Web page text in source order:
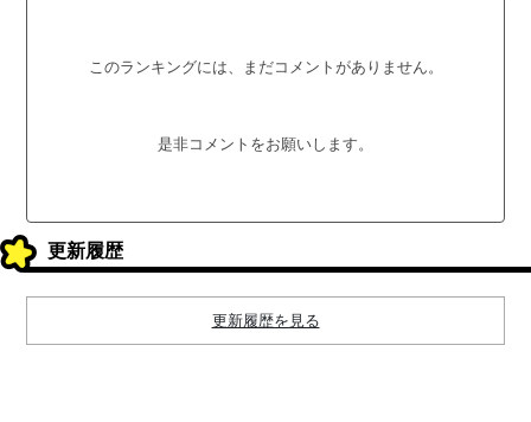
このランキングには、まだコメントがありません。
是非コメントをお願いします。
更新履歴
更新履歴を見る